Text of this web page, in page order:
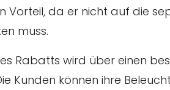
Vorteil, da er nicht auf die
muss.
Rabatts wird über einen
Kunden können ihre